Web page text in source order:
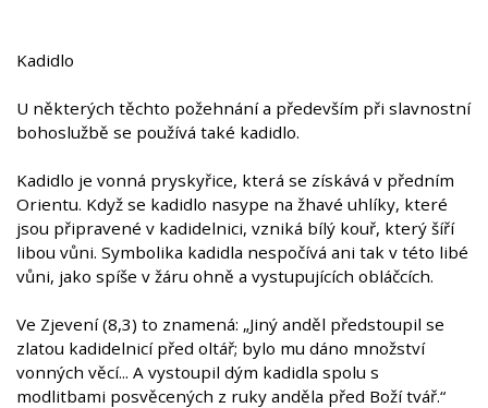
Kadidlo
U některých těchto požehnání a především při slavnostní
bohoslužbě se používá také kadidlo.
Kadidlo je vonná pryskyřice, která se získává v předním
Orientu. Když se kadidlo nasype na žhavé uhlíky, které
jsou připravené v kadidelnici, vzniká bílý kouř, který šíří
libou vůni. Symbolika kadidla nespočívá ani tak v této libé
vůni, jako spíše v žáru ohně a vystupujících obláčcích.
Ve Zjevení (8,3) to znamená: „Jiný anděl předstoupil se
zlatou kadidelnicí před oltář; bylo mu dáno množství
vonných věcí... A vystoupil dým kadidla spolu s
modlitbami posvěcených z ruky anděla před Boží tvář.“